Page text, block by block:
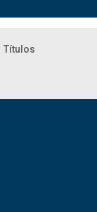
Títulos